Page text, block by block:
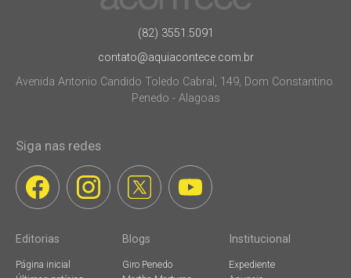
(82) 3551.5091
contato@aquiacontece.com.br
Avenida Antonio Candido Toledo Cabral, 149, Dom Constantino.
Penedo - Alagoas
Siga nas redes
Editorias
Página inicial
Blogs
Giro Penedo
Institucional
Expediente